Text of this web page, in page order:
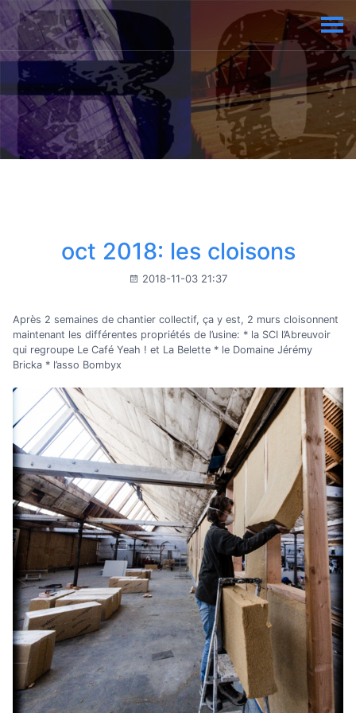
oct 2018: les cloisons
2018-11-03 21:37
Après 2 semaines de chantier collectif, ça y est, 2 murs cloisonnent
maintenant les différentes propriétés de l’usine: * la SCI l’Abreuvoir
qui regroupe Le Café Yeah ! et La Belette * le Domaine Jérémy
Bricka * l’asso Bombyx